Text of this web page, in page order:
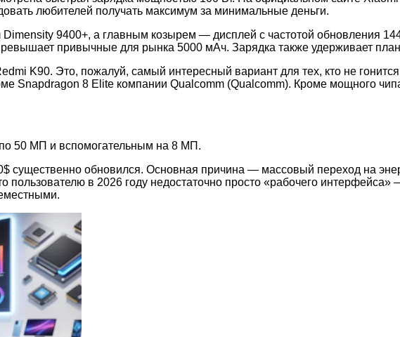
любителей получать максимум за минимальные деньги.
9400+, а главным козырем — дисплей с частотой обновления
привычные для рынка 5000 мАч. Зарядка также удерживает
K90. Это, пожалуй, самый интересный вариант для тех, кто не
Snapdragon 8 Elite компании Qualcomm (Qualcomm). Кроме мощного
50 МП и вспомогательным на 8 МП.
существенно обновился. Основная причина — массовый переход на
пользователю в 2026 году недостаточно просто «рабочего